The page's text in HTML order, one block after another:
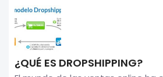
¿QUÉ ES DROPSHIPPING?